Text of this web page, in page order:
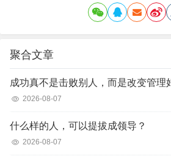
聚合文章
成功真不是击败别人，而是改变管理
2026-08-07
什么样的人，可以提拔成领导？
2026-08-07